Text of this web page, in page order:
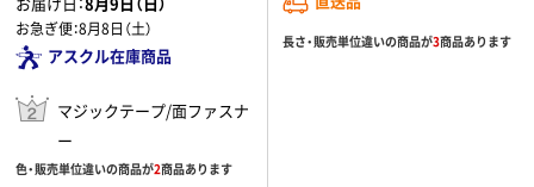
お急ぎ便：8月8日（土）
アスクル在庫商品
マジックテープ/面ファスナ
ー
色・販売単位違いの商品が2商品あります
長さ・販売単位違いの商品が3商品あります